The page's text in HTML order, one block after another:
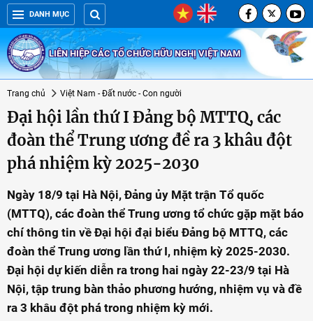
DANH MỤC
LIÊN HIỆP CÁC TỔ CHỨC HỮU NGHỊ VIỆT NAM
Trang chủ Việt Nam - Đất nước - Con người
Đại hội lần thứ I Đảng bộ MTTQ, các
đoàn thể Trung ương đề ra 3 khâu đột
phá nhiệm kỳ 2025-2030
Ngày 18/9 tại Hà Nội, Đảng ủy Mặt trận Tổ quốc
(MTTQ), các đoàn thể Trung ương tổ chức gặp mặt báo
chí thông tin về Đại hội đại biểu Đảng bộ MTTQ, các
đoàn thể Trung ương lần thứ I, nhiệm kỳ 2025-2030.
Đại hội dự kiến diễn ra trong hai ngày 22-23/9 tại Hà
Nội, tập trung bàn thảo phương hướng, nhiệm vụ và đề
ra 3 khâu đột phá trong nhiệm kỳ mới.